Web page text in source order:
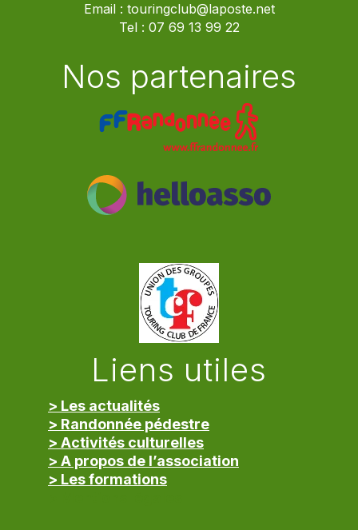
Email : touringclub@laposte.net
Tel : 07 69 13 99 22
Nos partenaires
Liens utiles
> Les actualités
> Randonnée pédestre
> Activités culturelles
> A propos de l’association
> Les formations